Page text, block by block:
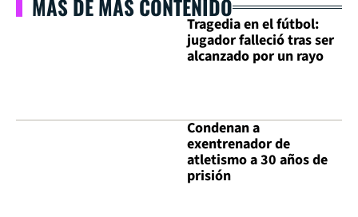
MÁS DE MÁS CONTENIDO
Tragedia en el fútbol:
jugador falleció tras ser
alcanzado por un rayo
Condenan a
exentrenador de
atletismo a 30 años de
prisión